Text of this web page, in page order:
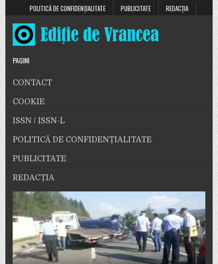
POLITICĂ DE CONFIDENȚIALITATE
PUBLICITATE REDACȚIA
PAGINI
CONTACT
COOKIE
ISSN / ISSN-L
POLITICĂ DE CONFIDENȚIALITATE
PUBLICITATE
REDACȚIA